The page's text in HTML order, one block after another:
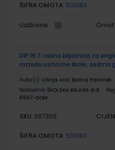
ŠIFRA OMOTA: 500163
Udžbenik Omot
DIP IN 7; radna bilježnica za
razredu osnovne škole, sedma
Autor(i): Višnja Anić Božica Pavlinek
Nakladnik: ŠKOLSKA KNJIGA d.d.
6997-DOM
SKU: 567356
ŠIFRA OMOTA: 500163